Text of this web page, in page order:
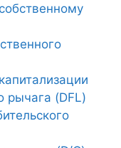
рычага (DFL)